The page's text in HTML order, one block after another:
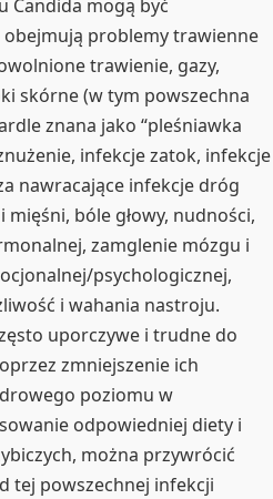
Candida mogą być
problemy trawienne
trawienie, gazy,
skórne (w tym powszechna
znana jako “pleśniawka
infekcje zatok, infekcje
nawracające infekcje dróg
bóle głowy, nudności,
zamglenie mózgu i
psychologicznej,
i wahania nastroju.
uporczywe i trudne do
zmniejszenie ich
poziomu w
odpowiedniej diety i
można przywrócić
tej powszechnej infekcji